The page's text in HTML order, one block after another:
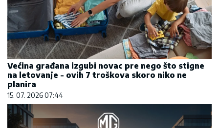
Većina građana izgubi novac pre nego što stigne
na letovanje - ovih 7 troškova skoro niko ne
planira
15. 07. 2026 07:44